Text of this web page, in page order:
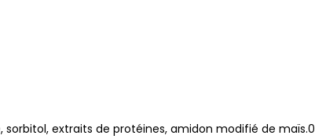
sorbitol, extraits de protéines, amidon modifié de maïs.0